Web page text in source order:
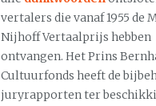
vertalers die vanaf 1955 de
Nijhoff Vertaalprijs hebben
ontvangen. Het Prins
Cultuurfonds heeft de
juryrapporten ter